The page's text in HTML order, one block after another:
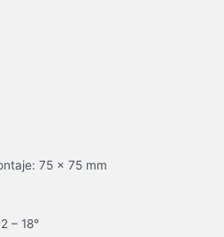
75 x 75 mm
– 18°